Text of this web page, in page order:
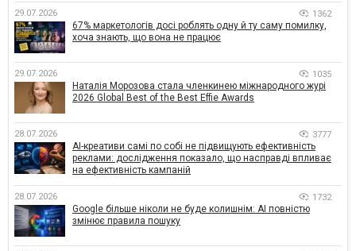
29.07.2026 1362
67% маркетологів досі роблять одну й ту саму помилку,
хоча знають, що вона не працює
29.07.2026 1035
Наталія Морозова стала членкинею міжнародного журі
2026 Global Best of the Best Effie Awards
28.07.2026 3777
AI-креативи самі по собі не підвищують ефективність
реклами: дослідження показало, що насправді впливає
на ефективність кампаній
28.07.2026 1732
Google більше ніколи не буде колишнім: AI повністю
змінює правила пошуку